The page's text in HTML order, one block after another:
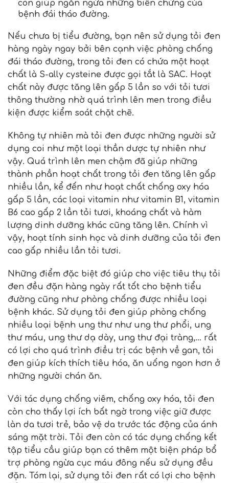
còn giúp ngăn ngừa những biến chứng của
bệnh đái tháo đường.
Nếu chưa bị tiểu đường, bạn nên sử dụng tỏi đen
hàng ngày ngay bởi bên cạnh việc phòng chống
đái tháo đường, trong tỏi đen có chứa một hoạt
chất là S-ally cysteine được gọi tắt là SAC. Hoạt
chất này được tăng lên gấp 5 lần so với tỏi tươi
thông thường nhờ quá trình lên men trong điều
kiện được kiểm soát chặt chẽ.
Không tự nhiên mà tỏi đen được những người sử
dụng coi như một loại thần dược tự nhiên như
vậy. Quá trình lên men chậm đã giúp những
thành phần hoạt chất trong tỏi đen tăng lên gấp
nhiều lần, kể đến như hoạt chất chống oxy hóa
gấp 5 lần, các loại vitamin như vitamin B1, vitamin
B6 cao gấp 2 lần tỏi tươi, khoáng chất và hàm
lượng dinh dưỡng khác cũng tăng lên. Chính vì
vậy, hoạt tính sinh học và dinh dưỡng của tỏi đen
cao gấp nhiều lần tỏi tươi.
Những điểm đặc biệt đó giúp cho việc tiêu thụ tỏi
đen đều đặn hàng ngày rất tốt cho bệnh tiểu
đường cũng như phòng chống được nhiều loại
bệnh khác. Sử dụng tỏi đen giúp phòng chống
nhiều loại bệnh ung thư như ung thư phổi, ung
thư máu, ung thư dạ dày, ung thư đại tràng,… rất
có lợi cho quá trình điều trị các bệnh về gan, tỏi
đen giúp kích thích tiêu hóa, ăn uống ngon hơn ở
những người chán ăn.
Với tác dụng chống viêm, chống oxy hóa, tỏi đen
còn cho thấy lợi ích bất ngờ trong việc giữ được
làn da tươi trẻ, bảo vệ da trước tác động của ánh
sáng mặt trời. Tỏi đen còn có tác dụng chống kết
tập tiểu cầu giúp bạn có thêm một biện pháp bổ
trợ phòng ngừa cục máu đông nếu sử dụng đều
đặn. Tóm lại, sử dụng tỏi đen rất có lợi cho bệnh